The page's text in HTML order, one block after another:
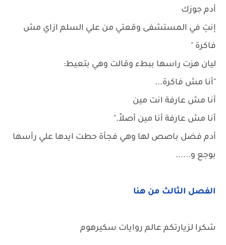
أدم جوزك
إنتِ في المستشفى وقعتي من علي السلم ازاي مش
فاكرة "
ليان هزت راسها ببطء وقالت وهي بتعيط:
"أنا مش فاكرة...
أنا مش عارفة انت مين
أنا مش عارفة أنا مين أصلاً."
أدم فضل باصص لها وهي فجأة حطت ايدها علي رأسها
بوجع و......
الفصل الثالث من هنا
شكرا لزيارتكم عالم روايات سكيرهوم